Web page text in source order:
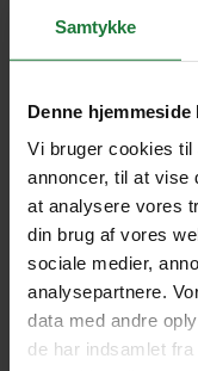
Samtykke
Denne
Vi bruger cookies
annoncer, til at vise
at analysere vores
din brug af vores
sociale medier,
analysepartnere.
data med andre
de har indsamlet